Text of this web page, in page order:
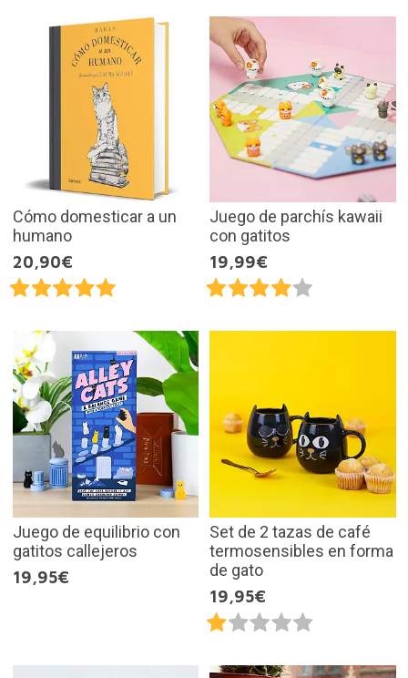
Cómo domesticar a un
humano
20,90€
Juego de parchís kawaii
con gatitos
19,99€
Juego de equilibrio con
gatitos callejeros
19,95€
Set de 2 tazas de café
termosensibles en forma
de gato
19,95€